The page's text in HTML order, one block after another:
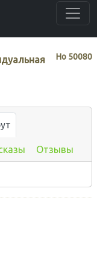
Нo 50080
Отзывы